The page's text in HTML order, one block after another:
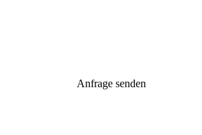
Anfrage senden